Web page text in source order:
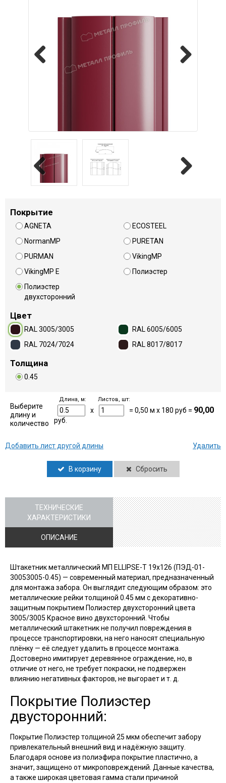
Previous
Покрытие
AGNETA
ECOSTEEL
NormanMP
PURETAN
PURMAN
VikingMP
VikingMP E
Полиэстер
Полиэстер
двухсторонний
Цвет
RAL 3005/3005
RAL 6005/6005
RAL 7024/7024
RAL 8017/8017
Толщина
0.45
Выберите
длину и
количество
Длина, м:
x
Листов, шт:
= 0,50 м x 180 руб = 90,00
руб.
Добавить лист другой длины Удалить
В корзину Сбросить
ТЕХНИЧЕСКИЕ
ХАРАКТЕРИСТИКИ
ОПИСАНИЕ
Штакетник металлический МП ELLIPSE-T 19х126 (ПЭД-01-
30053005-0.45) — современный материал, предназначенный
для монтажа забора. Он выглядит следующим образом: это
металлические рейки толщиной 0.45 мм с декоративно-
защитным покрытием Полиэстер двухсторонний цвета
3005/3005 Красное вино двухсторонний. Чтобы
металлический штакетник не получил повреждения в
процессе транспортировки, на него наносят специальную
плёнку — её следует удалить в процессе монтажа.
Достоверно имитирует деревянное ограждение, но, в
отличие от него, не требует покраски, не подвержен
влиянию негативных факторов, не выгорает и т. д.
Покрытие Полиэстер
двусторонний:
Покрытие Полиэстер толщиной 25 мкм обеспечит забору
привлекательный внешний вид и надёжную защиту.
Благодаря основе из полиэфира покрытие пластично, а
значит, защищено от микроповреждений. Данные качества,
а также широкая цветовая гамма стали причиной